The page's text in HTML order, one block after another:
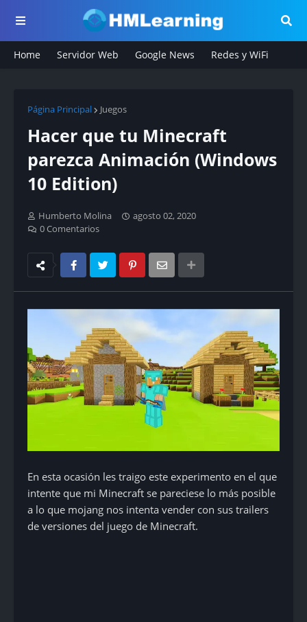
Home Servidor Web Google News Redes y WiFi
Página Principal Juegos
Hacer que tu Minecraft
parezca Animación (Windows
10 Edition)
Humberto Molina
agosto 02, 2020
0 Comentarios
En esta ocasión les traigo este experimento en el que
intente que mi Minecraft se pareciese lo más posible
a lo que mojang nos intenta vender con sus trailers
de versiones del juego de Minecraft.